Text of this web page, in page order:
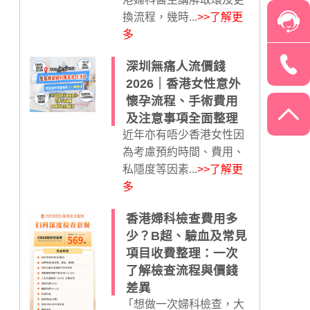
換流程，幾時...>>了解更
多
深圳無痛人流價錢
2026｜香港女性意外
懷孕流程、手術費用
及注意事項全面整理
近年亦有唔少香港女性因
為考慮預約時間、費用、
私隱度等因素...>>了解更
多
香港婦科檢查費用多
少？B超、驗血及常見
項目收費整理：一次
了解檢查流程與價錢
差異
「想做一次婦科檢查，大